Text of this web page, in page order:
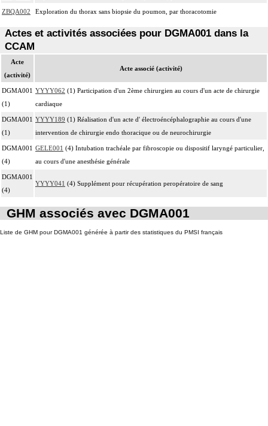
ZBQA002 Exploration du thorax sans biopsie du poumon, par thoracotomie
Actes et activités associées pour DGMA001 dans la
CCAM
Acte
(activité)
Acte associé (activité)
DGMA001
(1)
YYYY062 (1) Participation d'un 2ème chirurgien au cours d'un acte de chirurgie
cardiaque
DGMA001
(1)
YYYY189 (1) Réalisation d'un acte d' électroéncéphalographie au cours d'une
intervention de chirurgie endo thoracique ou de neurochirurgie
DGMA001
(4)
GELE001 (4) Intubation trachéale par fibroscopie ou dispositif laryngé particulier,
au cours d'une anesthésie générale
DGMA001
(4)
YYYY041 (4) Supplément pour récupération peropératoire de sang
GHM associés avec DGMA001
Liste de GHM pour DGMA001 générée à partir des statistiques du PMSI français